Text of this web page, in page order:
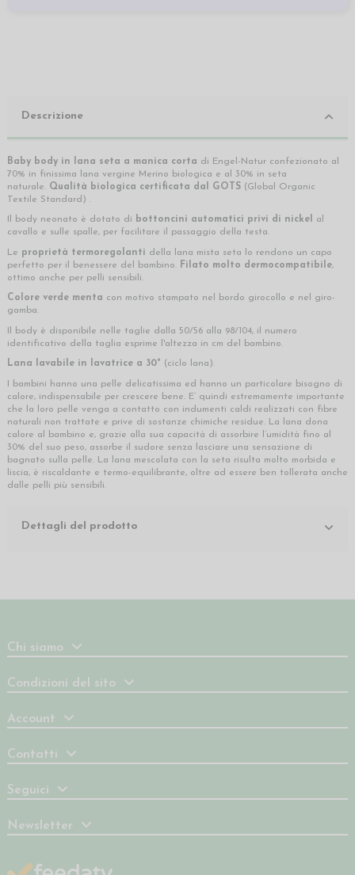
Descrizione
Baby body in lana seta a manica corta di Engel-Natur confezionato al
70% in finissima lana vergine Merino biologica e al 30% in seta
naturale. Qualità biologica certificata dal GOTS (Global Organic
Textile Standard) .
Il body neonato è dotato di bottoncini automatici privi di nickel
al
cavallo e sulle spalle, per facilitare il passaggio della testa.
Le proprietà termoregolanti della lana mista seta lo rendono un capo
perfetto per il benessere del bambino. Filato molto dermocompatibile,
ottimo anche per pelli sensibili.
Colore verde menta con motivo stampato nel bordo girocollo e nel giro-
gamba.
Il body è disponibile nelle taglie dalla 50/56 alla 98/104, il numero
identificativo della taglia esprime l'altezza in cm del bambino.
Lana lavabile in lavatrice a 30° (ciclo lana).
I bambini hanno una pelle delicatissima ed hanno un particolare bisogno di
calore, indispensabile per crescere bene. E’ quindi estremamente importante
che la loro pelle venga a contatto con indumenti caldi realizzati con fibre
naturali non trattate e prive di sostanze chimiche residue. La lana dona
calore al bambino e, grazie alla sua capacità di assorbire l’umidità fino al
30% del suo peso, assorbe il sudore senza lasciare una sensazione di
bagnato sulla pelle. La lana mescolata con la seta risulta molto morbida e
liscia, è riscaldante e termo-equilibrante, oltre ad essere ben tollerata anche
dalle pelli più sensibili.
Dettagli del prodotto
Chi siamo
Condizioni del sito
Account
Contatti
Seguici
Newsletter